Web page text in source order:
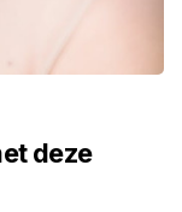
deze